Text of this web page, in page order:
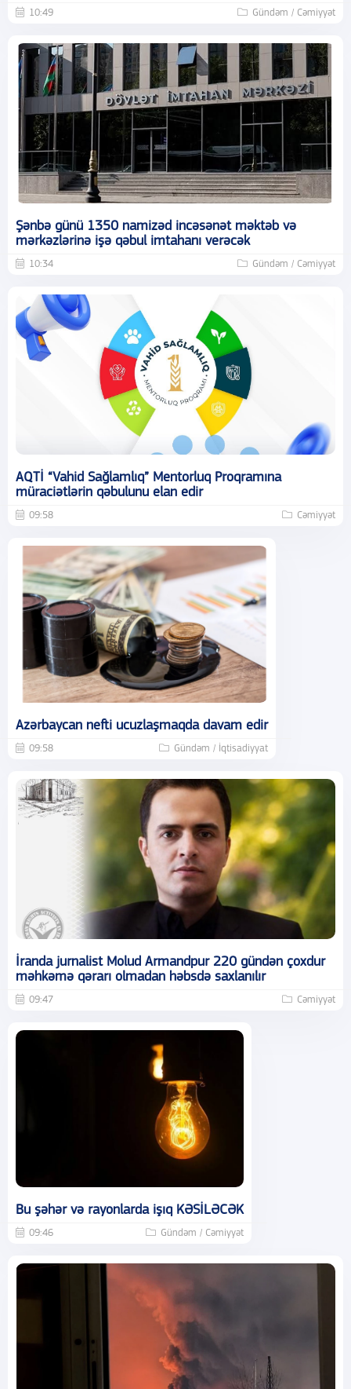
10:49 Gündəm / Cəmiyyət
Şənbə günü 1350 namizəd incəsənət məktəb və
mərkəzlərinə işə qəbul imtahanı verəcək
10:34 Gündəm / Cəmiyyət
AQTİ “Vahid Sağlamlıq” Mentorluq Proqramına
müraciətlərin qəbulunu elan edir
09:58 Cəmiyyət
Azərbaycan nefti ucuzlaşmaqda davam edir
09:58 Gündəm / İqtisadiyyat
İranda jurnalist Molud Armandpur 220 gündən çoxdur
məhkəmə qərarı olmadan həbsdə saxlanılır
09:47 Cəmiyyət
Bu şəhər və rayonlarda işıq KƏSİLƏCƏK
09:46 Gündəm / Cəmiyyət